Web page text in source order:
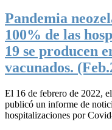
Pandemia
100% de las
19 se producen
vacunados.
El 16 de febrero de 2022,
publicó un informe de
hospitalizaciones por